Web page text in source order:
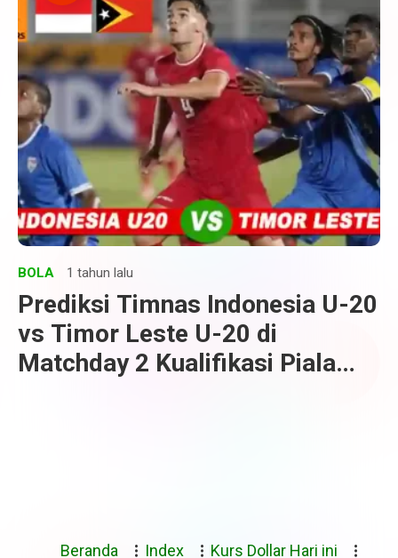
BOLA 1 tahun lalu
Prediksi Timnas Indonesia U-20
vs Timor Leste U-20 di
Matchday 2 Kualifikasi Piala
Beranda Index
Kurs Dollar Hari ini